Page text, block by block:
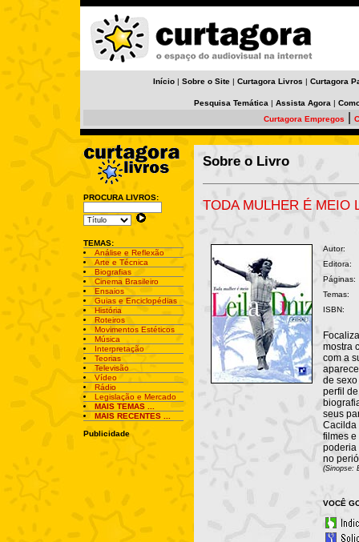
Início | Sobre o Site | Curtagora Livros | Curtagora
Pesquisa Temática | Assista Agora |
Curtagora Empregos
PROCURA LIVROS:
TEMAS:
Análise e Reflexão
Arte e Técnica
Biografias
Cinema Brasileiro
Ensaios
Guias e Enciclopédias
História
Roteiros
Movimentos Estéticos
Música
Interpretação
Teorias
Televisão
Vídeo
Rádio
Legislação e Mercado
MAIS TEMAS ...
MAIS RECENTES ...
Publicidade
Sobre o Livro
TODA MULHER É MEIO
Autor:
Editora:
Páginas:
Temas:
ISBN:
mostra
com a
de
perfil
seus
Cacilda
filmes
poderia
no
(Sinopse:
VOCÊ